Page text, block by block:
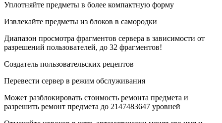
Уплотняйте предметы в более компактную форму
Извлекайте предметы из блоков в самородки
Диапазон просмотра фрагментов сервера в зависимости от
разрешений пользователей, до 32 фрагментов!
Создатель пользовательских рецептов
Перевести сервер в режим обслуживания
Может разблокировать стоимость ремонта предмета и
разрешить ремонт предмета до 2147483647 уровней